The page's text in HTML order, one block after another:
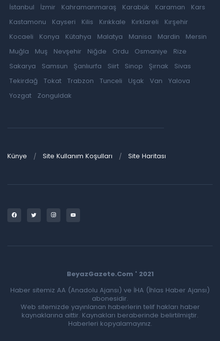
İstanbul
İzmir Kahramanmaraş Karabük Karaman
Kars
Kastamonu
Kayseri Kilis Kırıkkale Kırklareli
Kırşehir
Kocaeli
Konya Kütahya Malatya Manisa Mardin
Mersin
Muğla
Muş Nevşehir Niğde Ordu Osmaniye
Rize
Sakarya
Samsun Şanlıurfa Siirt Sinop Şırnak
Sivas
Tekirdağ
Tokat Trabzon Tunceli Uşak Van
Yalova
Yozgat
Zonguldak
Künye Site Kullanım Koşulları Site Haritası
BeyazGazete.Com ' 2021
Haber sitemiz AA (Anadolu Ajansı) ve İHA (İhlas Haber Ajansı)
abonesidir.
Web sitemizde yayınlanan haberlerin telif hakları haber
kaynaklarına aittir. Kaynakları beraberinde belirtilmiştir.
Haberleri kopyalamayınız.